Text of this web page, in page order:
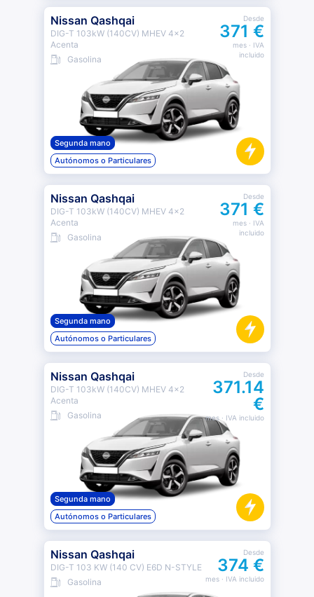
Nissan Qashqai
DIG-T 103kW (140CV) MHEV 4x2
Acenta
Gasolina
Desde
371 €
mes· IVA
incluido
Segunda mano
Autónomos o Particulares
Nissan Qashqai
DIG-T 103kW (140CV) MHEV 4x2
Acenta
Gasolina
Desde
371 €
mes· IVA
incluido
Segunda mano
Autónomos o Particulares
Nissan Qashqai
DIG-T 103kW (140CV) MHEV 4x2
Acenta
Gasolina
Desde
371.14
€
mes· IVA incluido
Segunda mano
Autónomos o Particulares
Nissan Qashqai
DIG-T 103 KW (140 CV) E6D N-STYLE
Gasolina
Desde
374 €
mes· IVA incluido